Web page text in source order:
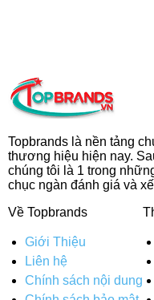
Topbrands là nền tảng
thương hiệu hiện nay.
chúng tôi là 1 trong
chục ngàn đánh giá và
Về Topbrands
Giới Thiệu
Liên hệ
Chính sách nội dung